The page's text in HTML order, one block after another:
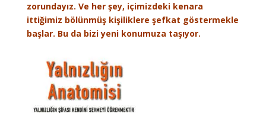
zorundayız. Ve her şey, içimizdeki kenara
ittiğimiz bölünmüş kişiliklere şefkat göstermekle
başlar. Bu da bizi yeni konumuza taşıyor.